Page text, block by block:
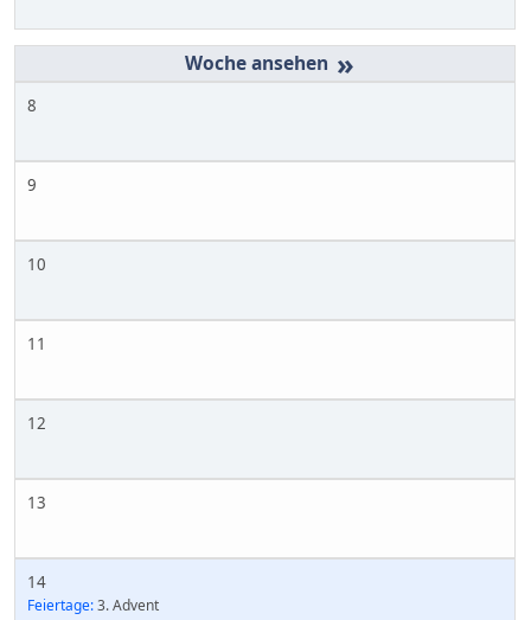
»
8
9
10
11
12
13
14
Feiertage:3. Advent